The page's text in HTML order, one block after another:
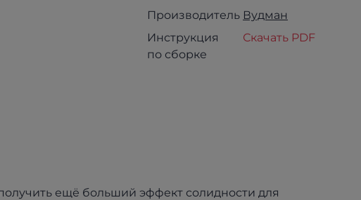
Производитель Вудман
Инструкция
по сборке
Скачать PDF
ещё больший эффект солидности для